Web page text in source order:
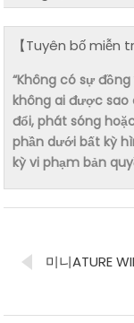
【Tuyên bố miễn
“Không có sự
không ai được sao
đổi, phát sóng
phần dưới bất kỳ
kỳ vi phạm bản
미니ATURE